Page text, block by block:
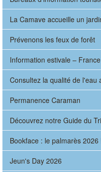
La Camave accueille un
Prévenons les feux de forêt
Information estivale –
Consultez la qualité de l'eau
Permanence Caraman
Découvrez notre Guide du
Bookface : le palmarès 2026
Jeun's Day 2026